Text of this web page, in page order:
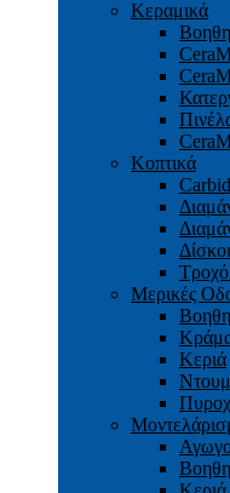
Κεραμικά
Κοπτικά
Δίσκοι
Μερικές
Κεριά